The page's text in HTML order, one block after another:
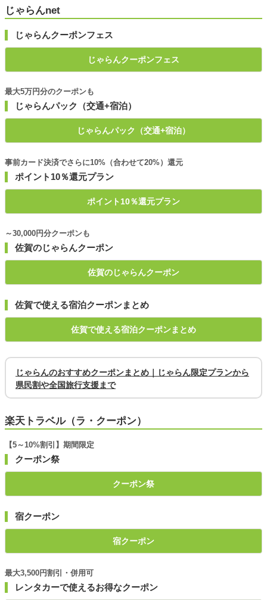
じゃらんnet
じゃらんクーポンフェス
じゃらんクーポンフェス
じゃらんパック（交通+宿泊）
最大5万円分のクーポンも
じゃらんパック（交通+宿泊）
ポイント10％還元プラン
事前カード決済でさらに10%（合わせて20%）還元
ポイント10％還元プラン
佐賀のじゃらんクーポン
～30,000円分クーポンも
佐賀のじゃらんクーポン
佐賀で使える宿泊クーポンまとめ
佐賀で使える宿泊クーポンまとめ
じゃらんのおすすめクーポンまとめ｜じゃらん限定プランから
県民割や全国旅行支援まで
楽天トラベル（ラ・クーポン）
クーポン祭
【5～10%割引】期間限定
クーポン祭
宿クーポン
宿クーポン
レンタカーで使えるお得なクーポン
最大3,500円割引・併用可